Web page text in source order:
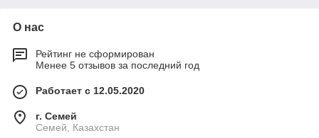
О нас
Рейтинг не сформирован
Менее 5 отзывов за последний год
Работает с 12.05.2020
г. Семей
Семей, Казахстан